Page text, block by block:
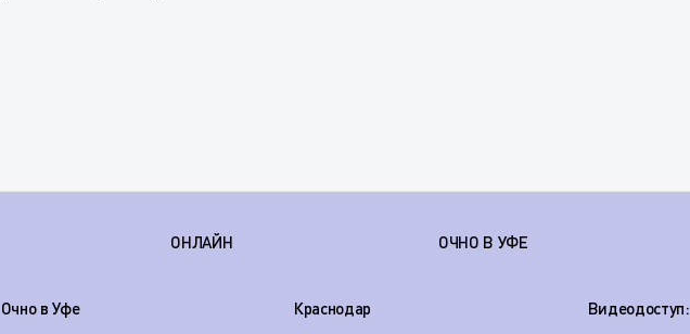
ОНЛАЙН ОЧНО В УФЕ
Очно в Уфе
Краснодар
Видеодоступ: